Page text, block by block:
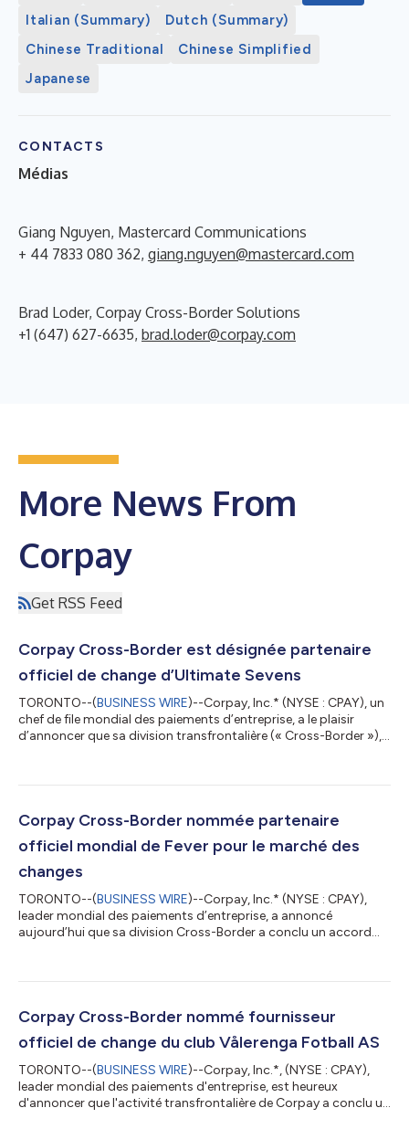
Italian (Summary)
Dutch (Summary)
Chinese Traditional
Chinese Simplified
Japanese
CONTACTS
Médias
Giang Nguyen, Mastercard Communications
+ 44 7833 080 362, giang.nguyen@mastercard.com
Brad Loder, Corpay Cross-Border Solutions
+1 (647) 627-6635, brad.loder@corpay.com
More News From
Corpay
Get RSS Feed
Corpay Cross-Border est désignée partenaire
officiel de change d’Ultimate Sevens
TORONTO--(BUSINESS WIRE)--Corpay, Inc.* (NYSE : CPAY), un
chef de file mondial des paiements d’entreprise, a le plaisir
d’annoncer que sa division transfrontalière (« Cross-Border »),
Group, dont le lancement est prévu en août 2026. En vertu de
d’Ultimate Sevens pour les opérations de change (FX), tout en
jouant un rôle de «...
Corpay Cross-Border nommée partenaire
officiel mondial de Fever pour le marché des
changes
TORONTO--(BUSINESS WIRE)--Corpay, Inc.* (NYSE : CPAY),
leader mondial des paiements d’entreprise, a annoncé
aujourd’hui que sa division Cross-Border a conclu un accord
est spécialisée dans les expériences immersives, les concerts
Conformément à cet accord, Corpay devient le partenaire
officiel exclusif de Feve...
Corpay Cross-Border nommé fournisseur
officiel de change du club Vålerenga Fotball AS
TORONTO--(BUSINESS WIRE)--Corpay, Inc.*, (NYSE : CPAY),
leader mondial des paiements d'entreprise, est heureux
d'annoncer que l'activité transfrontalière de Corpay a conclu un